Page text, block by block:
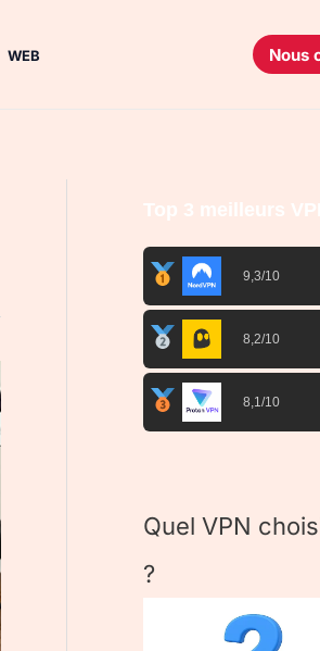
WEB Nous
Top 3 meilleurs
9,3/10
8,2/10
8,1/10
Quel VPN
?